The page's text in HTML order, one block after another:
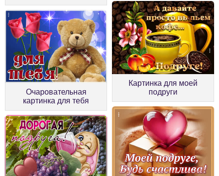
Очаровательная
картинка для тебя
Картинка для моей
подруги